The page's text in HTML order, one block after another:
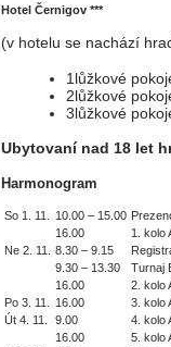
Hotel Černigov ***
(v hotelu se nachází
1lůžkové
2lůžkové
3lůžkové
Ubytovaní nad 18 let
Harmonogram
So 1. 11. 10.00 – 15.00
16.00
1. kolo
Ne 2. 11.
8.30 – 9.15
9.30 – 13.30
Turnaj
16.00
2. kolo
Po 3. 11.
16.00
3. kolo
Út 4. 11.
9.00
4. kolo
16.00
5. kolo